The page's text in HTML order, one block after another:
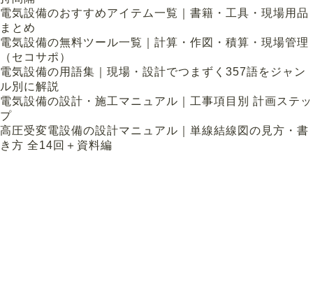
電気設備のおすすめアイテム一覧｜書籍・工具・現場用品
まとめ
電気設備の無料ツール一覧｜計算・作図・積算・現場管理
（セコサポ）
電気設備の用語集｜現場・設計でつまずく357語をジャン
ル別に解説
電気設備の設計・施工マニュアル｜工事項目別 計画ステッ
プ
高圧受変電設備の設計マニュアル｜単線結線図の見方・書
き方 全14回＋資料編